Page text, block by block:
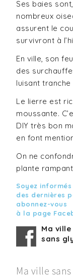
Ses baies
nombreux
assurent le
survivront à
En ville, son
des
luisant
Le lierre est
moussante.
DIY très bon
en font
On ne
plante
Soyez informés
des dernières
abonnez-vous
à la page
Ma ville
sans
Ma ville